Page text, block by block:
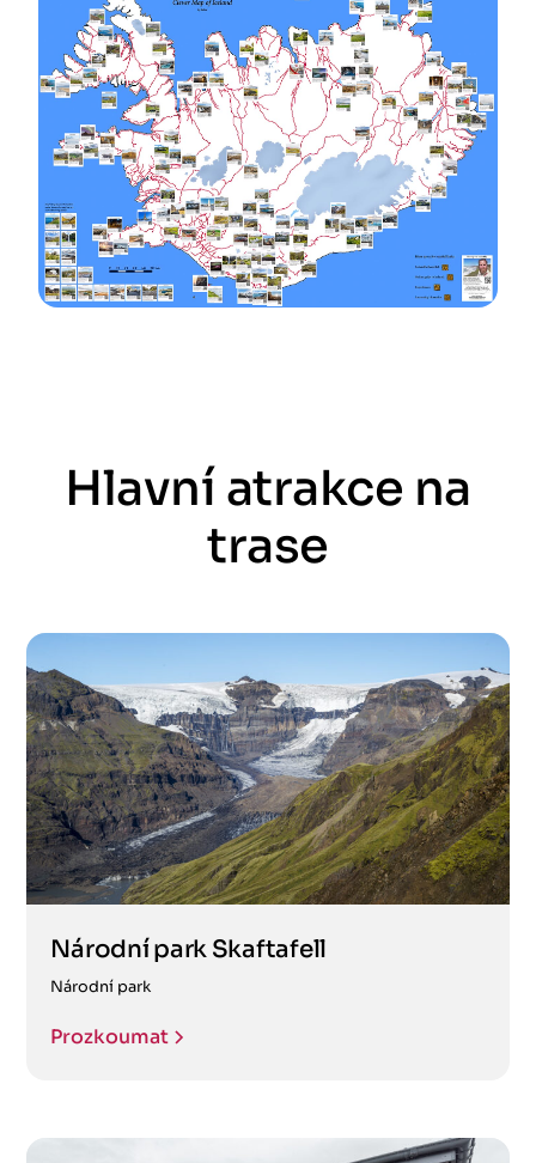
Hlavní atrakce na
trase
Národní park Skaftafell
Národní park
Prozkoumat